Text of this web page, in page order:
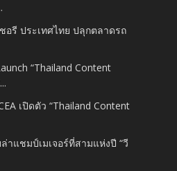
อรี ประเทศไทย ปลุกตลาดรถ
“Thailand Content
เปิดตัว “Thailand Content
าแชมป์เมเจอร์ที่สามแห่งปี “วี